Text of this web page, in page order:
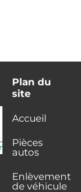
Plan du
site
Accueil
Pièces
autos
Enlèvement
de véhicule